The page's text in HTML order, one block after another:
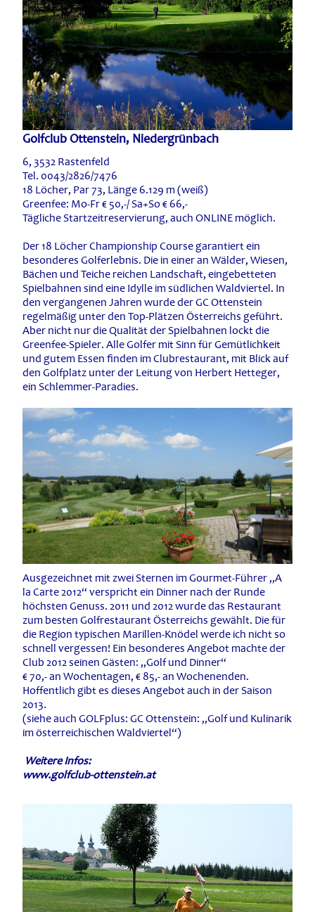
Golfclub Ottenstein, Niedergrünbach
6, 3532 Rastenfeld
Tel. 0043/2826/7476
18 Löcher, Par 73, Länge 6.129 m (weiß)
Greenfee: Mo-Fr € 50,-/ Sa+So € 66,-
Tägliche Startzeitreservierung, auch ONLINE möglich.
Der 18 Löcher Championship Course garantiert ein
besonderes Golferlebnis. Die in einer an Wälder, Wiesen,
Bächen und Teiche reichen Landschaft, eingebetteten
Spielbahnen sind eine Idylle im südlichen Waldviertel. In
den vergangenen Jahren wurde der GC Ottenstein
regelmäßig unter den Top-Plätzen Österreichs geführt.
Aber nicht nur die Qualität der Spielbahnen lockt die
Greenfee-Spieler. Alle Golfer mit Sinn für Gemütlichkeit
und gutem Essen finden im Clubrestaurant, mit Blick auf
den Golfplatz unter der Leitung von Herbert Hetteger,
ein Schlemmer-Paradies.
Ausgezeichnet mit zwei Sternen im Gourmet-Führer „A
la Carte 2012“ verspricht ein Dinner nach der Runde
höchsten Genuss. 2011 und 2012 wurde das Restaurant
zum besten Golfrestaurant Österreichs gewählt. Die für
die Region typischen Marillen-Knödel werde ich nicht so
schnell vergessen! Ein besonderes Angebot machte der
Club 2012 seinen Gästen: „Golf und Dinner“
€ 70,- an Wochentagen, € 85,- an Wochenenden.
Hoffentlich gibt es dieses Angebot auch in der Saison
2013.
(siehe auch GOLFplus: GC Ottenstein: „Golf und Kulinarik
im österreichischen Waldviertel“)
Weitere Infos:
www.golfclub-ottenstein.at